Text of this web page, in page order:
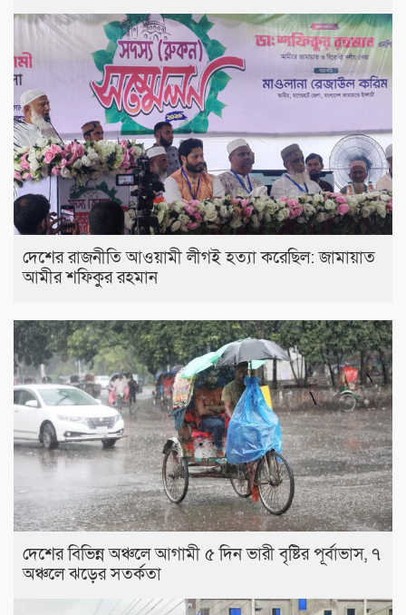
দেশের রাজনীতি আওয়ামী লীগই হত্যা করেছিল: জামায়াত
আমীর শফিকুর রহমান
দেশের বিভিন্ন অঞ্চলে আগামী ৫ দিন ভারী বৃষ্টির পূর্বাভাস, ৭
অঞ্চলে ঝড়ের সতর্কতা